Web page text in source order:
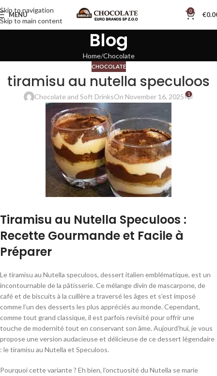
Skip to navigation
Skip to main content
MENU 0 €
Blog
Home Chocolate
CHOCOLATE
tiramisu au nutella speculoos
Chocolate and Soft DrinksOn November 16, 2025 1
Tiramisu au Nutella Speculoos :
Recette Gourmande et Facile à
Préparer
Le tiramisu au Nutella speculoos, dessert italien emblématique, est un
incontournable de la pâtisserie. Ce mélange divin de mascarpone, de
café et de biscuits à la cuillère a traversé les âges et s’est imposé
comme l’un des desserts les plus appréciés au monde. Cependant,
comme tout grand classique, il est parfois revisité pour offrir une
touche de modernité tout en conservant son âme. Aujourd’hui, je vous
propose une version audacieuse et délicieuse de ce dessert légendaire
: le tiramisu au Nutella et Speculoos.
Pourquoi cette variante ? Eh bien, l’onctuosité du Nutella se marie